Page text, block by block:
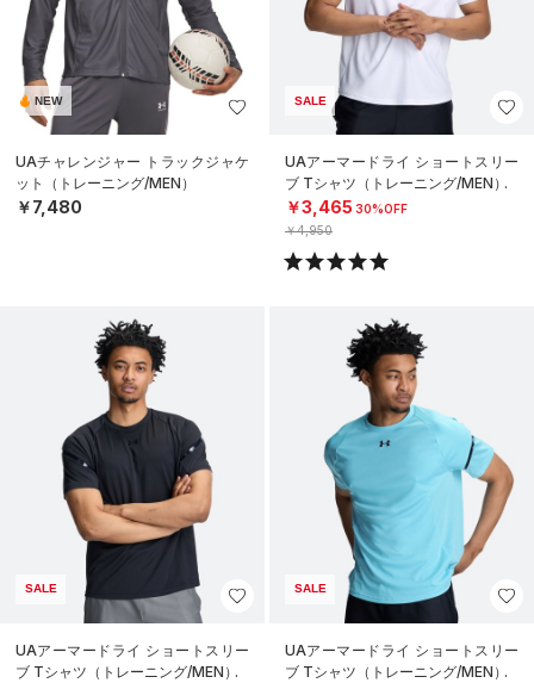
NEW
UAチャレンジャー トラックジャケ
ット（トレーニング/MEN）
￥7,480
SALE
UAアーマードライ ショートスリー
ブ Tシャツ（トレーニング/MEN）
￥3,465 30%OFF
￥4,950
SALE
UAアーマードライ ショートスリー
ブ Tシャツ（トレーニング/MEN）
SALE
UAアーマードライ ショートスリー
ブ Tシャツ（トレーニング/MEN）